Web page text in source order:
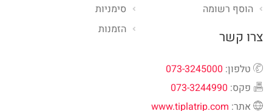
סימניות
הזמנות
הוסף רשומה
צרו קשר
טלפון: 073-3245000
פקס: 073-3244990
אתר: www.tiplatrip.com